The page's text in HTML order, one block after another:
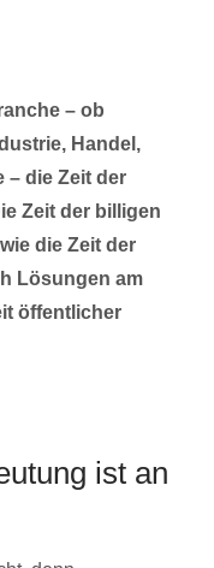
– ob
Handel,
– die Zeit der
Zeit der billigen
die Zeit der
Lösungen am
öffentlicher
ist an